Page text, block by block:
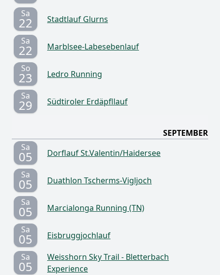
Sa
22
Stadtlauf Glurns
Sa
22
Marblsee-Labesebenlauf
So
23
Ledro Running
Sa
29 Südtiroler Erdäpfllauf
SEPTEMBER
Sa
05
Dorflauf St.Valentin/Haidersee
Sa
05
Duathlon Tscherms-Vigljoch
Sa
05
Marcialonga Running (TN)
Sa
05
Eisbruggjochlauf
Sa
05
Weisshorn Sky Trail - Bletterbach
Experience